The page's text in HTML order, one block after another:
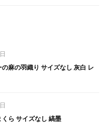
麻の羽織り サイズなし 灰白 レ
ら サイズなし 縞墨